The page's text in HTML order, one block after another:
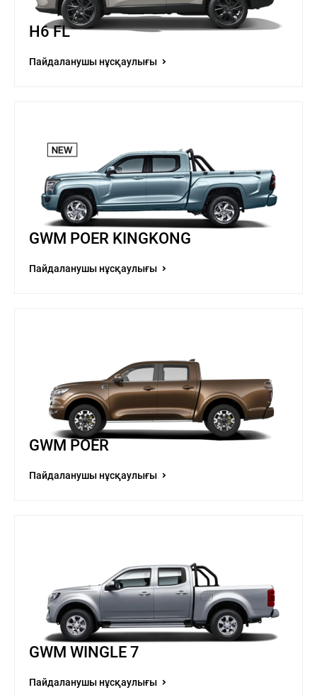
H6 FL
Пайдаланушы нұсқаулығы
GWM POER KINGKONG
Пайдаланушы нұсқаулығы
GWM POER
Пайдаланушы нұсқаулығы
GWM WINGLE 7
Пайдаланушы нұсқаулығы